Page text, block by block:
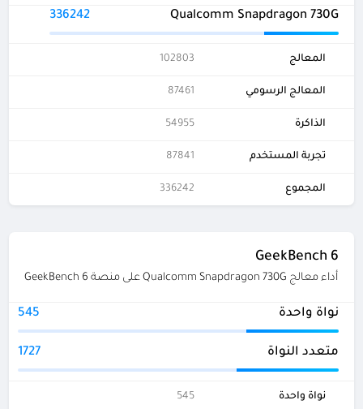
Qualcomm Snapdragon 730G
336242
المعالج 102803
المعالج الرسومي 87461
الذاكرة 54955
تجربة المستخدم 87841
المجموع 336242
GeekBench 6
أداء معالج Qualcomm Snapdragon 730G على منصة GeekBench 6
نواة واحدة 545
متعدد النواة 1727
نواة واحدة 545